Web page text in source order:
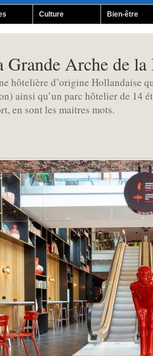
Culture Bien-être
Arche de la
hôtelière d’origine Hollandaise
ainsi qu’un parc hôtelier de 14
en sont les maitres mots.